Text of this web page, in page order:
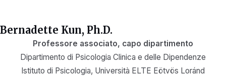
Bernadette Kun, Ph.D.
Professore associato, capo dipartimento
Dipartimento di Psicologia Clinica e delle Dipendenze
Istituto di Psicologia, Università ELTE Eötvös Loránd